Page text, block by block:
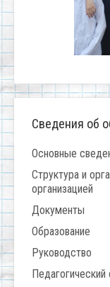
Сведения об
Основные
Структура и
организацией
Документы
Образование
Руководство
Педагогический